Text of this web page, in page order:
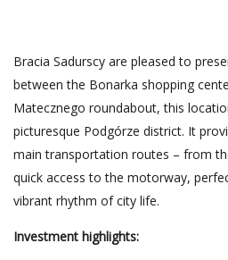
Bracia Sadurscy are pleased to
between the Bonarka shopping
Matecznego roundabout, this
picturesque Podgórze district. It
main transportation routes – from
quick access to the motorway,
vibrant rhythm of city life.
Investment highlights: